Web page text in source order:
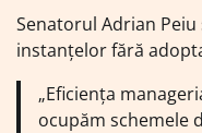
Senatorul Adrian
instanțelor fără
„Eficiența
ocupăm schemele